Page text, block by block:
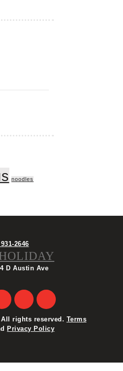
noodles
2646
D Austin Ave
All rights reserved. Terms
Privacy Policy